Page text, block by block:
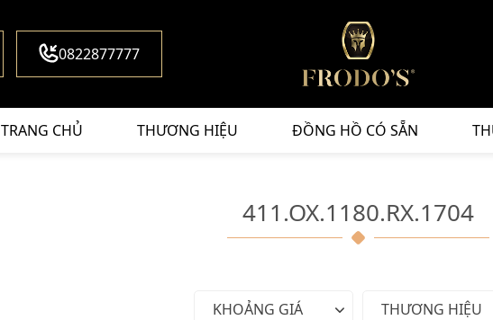
0822877777
TRANG CHỦ THƯƠNG HIỆU ĐỒNG HỒ CÓ SẴN
411.OX.1180.RX.1704
KHOẢNG GIÁ THƯƠNG HIỆU